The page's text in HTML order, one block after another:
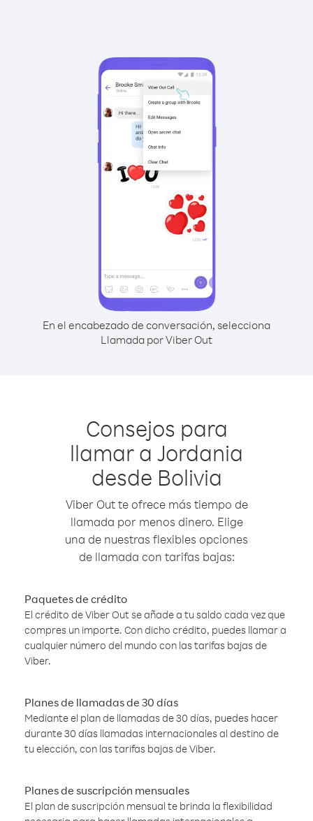
En el encabezado de conversación, selecciona
Llamada por Viber Out
Consejos para
llamar a Jordania
desde Bolivia
Viber Out te ofrece más tiempo de
llamada por menos dinero. Elige
una de nuestras flexibles opciones
de llamada con tarifas bajas:
Paquetes de crédito
El crédito de Viber Out se añade a tu saldo cada vez que
compres un importe. Con dicho crédito, puedes llamar a
cualquier número del mundo con las tarifas bajas de
Viber.
Planes de llamadas de 30 días
Mediante el plan de llamadas de 30 días, puedes hacer
durante 30 días llamadas internacionales al destino de
tu elección, con las tarifas bajas de Viber.
Planes de suscripción mensuales
El plan de suscripción mensual te brinda la flexibilidad